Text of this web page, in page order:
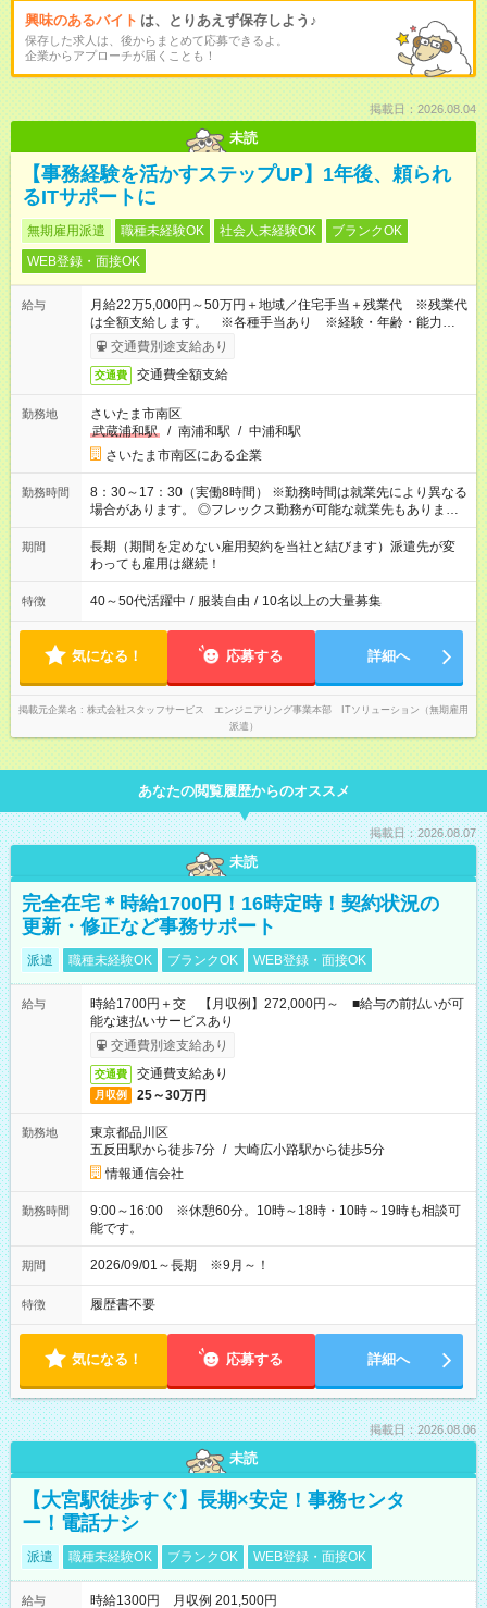
興味のあるバイト は、とりあえず保存しよう♪
保存した求人は、後からまとめて応募できるよ。
企業からアプローチが届くことも！
掲載日：2026.08.04
未読
【事務経験を活かすステップUP】1年後、頼られ
るITサポートに
無期雇用派遣 職種未経験OK 社会人未経験OK
ブランクOK
WEB登録・面接OK
給与
月給22万5,000円～50万円＋地域／住宅手当＋残業代 ※残業代
は全額支給します。 ※各種手当あり ※経験・年齢・能力等を
考慮して加給・優遇します。
交通費別途支給あり
交通費 交通費全額支給
勤務地
さいたま市南区
武蔵浦和駅
/ 南浦和駅 / 中浦和駅
さいたま市南区にある企業
勤務時間
8：30～17：30（実働8時間） ※勤務時間は就業先により異なる
場合があります。 ◎フレックス勤務が可能な就業先もありま
す。 ◎今よりもさらに働きやすい環境をつくるべく、 働き方
改革に全社をあげて取り組んでいます。
期間
長期（期間を定めない雇用契約を当社と結びます）派遣先が変
わっても雇用は継続！
特徴 40～50代活躍中 / 服装自由 / 10名以上の大量募集
気になる！ 応募する 詳細へ
掲載元企業名
株式会社スタッフサービス エンジニアリング事業本部 ITソリューション（無期雇用
派遣）
あなたの閲覧履歴からのオススメ
掲載日：2026.08.07
未読
完全在宅＊時給1700円！16時定時！契約状況の
更新・修正など事務サポート
派遣 職種未経験OK ブランクOK WEB登録・面接OK
給与
時給1700円＋交 【月収例】272,000円～ ■給与の前払いが可
能な速払いサービスあり
交通費別途支給あり
交通費 交通費支給あり
月収例 25～30万円
勤務地
東京都品川区
五反田駅から徒歩7分 / 大崎広小路駅から徒歩5分
情報通信会社
勤務時間
9:00～16:00 ※休憩60分。10時～18時・10時～19時も相談可
能です。
期間 2026/09/01～長期 ※9月～！
特徴 履歴書不要
気になる！ 応募する 詳細へ
掲載日：2026.08.06
未読
【大宮駅徒歩すぐ】長期×安定！事務センタ
ー！電話ナシ
派遣 職種未経験OK ブランクOK WEB登録・面接OK
給与 時給1300円 月収例 201,500円